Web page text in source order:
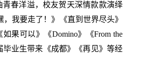
春洋溢，校友贺天深情款款演绎
我要走了！》《直到世界尽头》
果可以》《Domino》《From the
毕业生带来《成都》《再见》等经